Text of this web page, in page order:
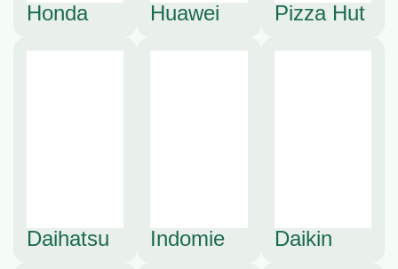
Honda Huawei Pizza Hut
Daihatsu Indomie Daikin